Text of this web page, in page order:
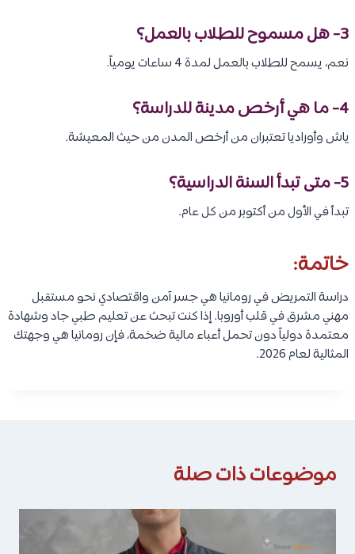
3- هل مسموح للطلاب بالعمل؟
نعم، يسمح للطلاب بالعمل لمدة 4 ساعات يومياً.
4- ما هي أرخص مدينة للدراسة؟
ياش وأوراديا تعتبران من أرخص المدن من حيث المعيشة.
5- متى تبدأ السنة الدراسية؟
تبدأ في الأول من أكتوبر من كل عام.
خاتمة:
دراسة التمريض في رومانيا هي جسر آمن واقتصادي نحو مستقبل
مهني مشرق في قلب أوروبا. إذا كنت تبحث عن تعليم طبي جاد وشهادة
معتمدة دولياً دون تحمل أعباء مالية ضخمة، فإن رومانيا هي وجهتك
المثالية لعام 2026.
موضوعات ذات صلة